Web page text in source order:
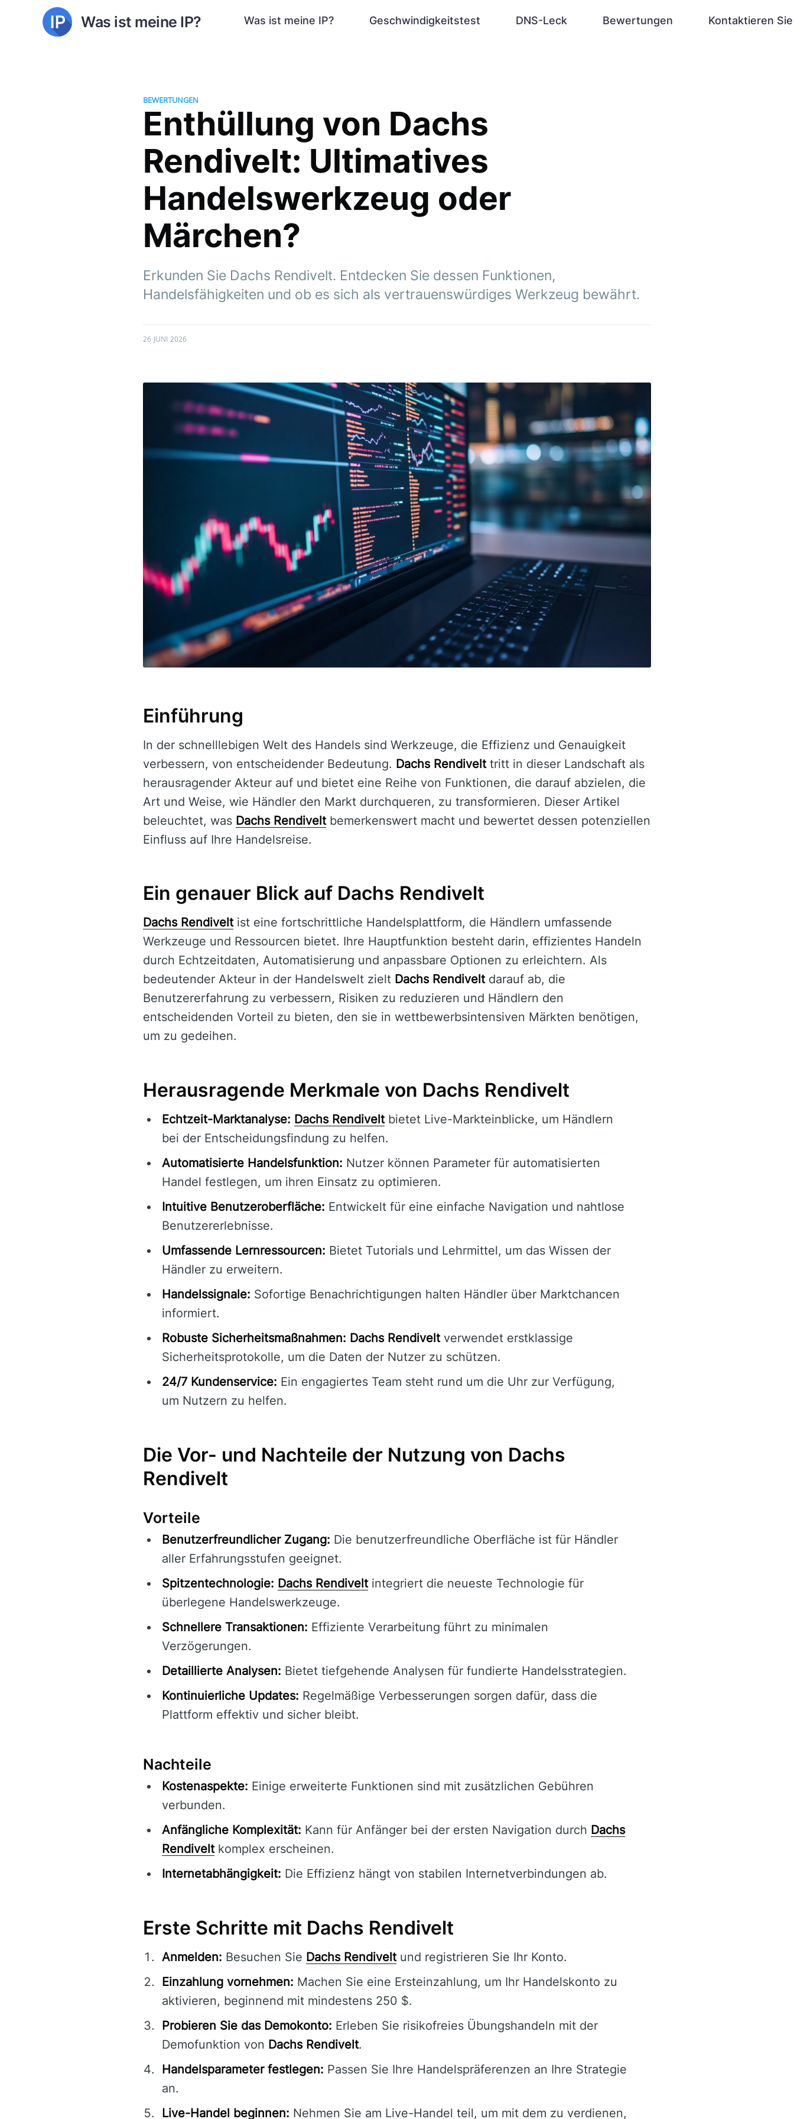
Was ist meine IP? Was ist meine IP? Geschwindigkeitstest DNS-Leck Bewertungen Kontaktieren
BEWERTUNGEN
Enthüllung von Dachs
Rendivelt: Ultimatives
Handelswerkzeug oder
Märchen?
Erkunden Sie Dachs Rendivelt. Entdecken Sie dessen Funktionen,
Handelsfähigkeiten und ob es sich als vertrauenswürdiges Werkzeug bewährt.
26 JUNI 2026
Einführung
In der schnelllebigen Welt des Handels sind Werkzeuge, die Effizienz und Genauigkeit
verbessern, von entscheidender Bedeutung. Dachs Rendivelttritt in dieser Landschaft als
herausragender Akteur auf und bietet eine Reihe von Funktionen, die darauf abzielen, die
Art und Weise, wie Händler den Markt durchqueren, zu transformieren. Dieser Artikel
beleuchtet, was Dachs Rendiveltbemerkenswert macht und bewertet dessen potenziellen
Einfluss auf Ihre Handelsreise.
Ein genauer Blick auf Dachs Rendivelt
Dachs Rendiveltist eine fortschrittliche Handelsplattform, die Händlern umfassende
Werkzeuge und Ressourcen bietet. Ihre Hauptfunktion besteht darin, effizientes Handeln
durch Echtzeitdaten, Automatisierung und anpassbare Optionen zu erleichtern. Als
bedeutender Akteur in der Handelswelt zielt Dachs Rendiveltdarauf ab, die
Benutzererfahrung zu verbessern, Risiken zu reduzieren und Händlern den
entscheidenden Vorteil zu bieten, den sie in wettbewerbsintensiven Märkten benötigen,
um zu gedeihen.
Herausragende Merkmale von Dachs Rendivelt
Echtzeit-Marktanalyse: Dachs Rendiveltbietet Live-Markteinblicke, um Händlern
bei der Entscheidungsfindung zu helfen.
Automatisierte Handelsfunktion: Nutzer können Parameter für automatisierten
Handel festlegen, um ihren Einsatz zu optimieren.
Intuitive Benutzeroberfläche: Entwickelt für eine einfache Navigation und nahtlose
Benutzererlebnisse.
Umfassende Lernressourcen: Bietet Tutorials und Lehrmittel, um das Wissen der
Händler zu erweitern.
Handelssignale: Sofortige Benachrichtigungen halten Händler über Marktchancen
informiert.
Robuste Sicherheitsmaßnahmen: Dachs Rendiveltverwendet erstklassige
Sicherheitsprotokolle, um die Daten der Nutzer zu schützen.
24/7 Kundenservice: Ein engagiertes Team steht rund um die Uhr zur Verfügung,
um Nutzern zu helfen.
Die Vor- und Nachteile der Nutzung von Dachs
Rendivelt
Vorteile
Benutzerfreundlicher Zugang: Die benutzerfreundliche Oberfläche ist für Händler
aller Erfahrungsstufen geeignet.
Spitzentechnologie: Dachs Rendiveltintegriert die neueste Technologie für
überlegene Handelswerkzeuge.
Schnellere Transaktionen: Effiziente Verarbeitung führt zu minimalen
Verzögerungen.
Detaillierte Analysen: Bietet tiefgehende Analysen für fundierte Handelsstrategien.
Kontinuierliche Updates: Regelmäßige Verbesserungen sorgen dafür, dass die
Plattform effektiv und sicher bleibt.
Nachteile
Kostenaspekte: Einige erweiterte Funktionen sind mit zusätzlichen Gebühren
verbunden.
Anfängliche Komplexität: Kann für Anfänger bei der ersten Navigation durch Dachs
Rendiveltkomplex erscheinen.
Internetabhängigkeit: Die Effizienz hängt von stabilen Internetverbindungen ab.
Erste Schritte mit Dachs Rendivelt
Anmelden: Besuchen Sie Dachs Rendiveltund registrieren Sie Ihr Konto.
Einzahlung vornehmen: Machen Sie eine Ersteinzahlung, um Ihr Handelskonto zu
aktivieren, beginnend mit mindestens 250 $.
Probieren Sie das Demokonto: Erleben Sie risikofreies Übungshandeln mit der
Demofunktion von Dachs Rendivelt.
Handelsparameter festlegen: Passen Sie Ihre Handelspräferenzen an Ihre Strategie
an.
Live-Handel beginnen: Nehmen Sie am Live-Handel teil, um mit dem zu verdienen,